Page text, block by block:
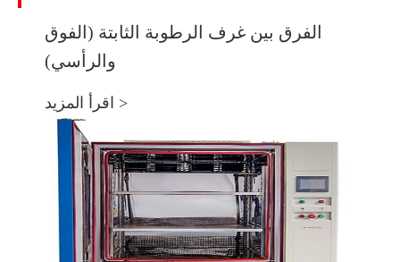
الفرق بين غرف الرطوبة الثابتة (الفوق
والرأسي)
اقرأ المزيد >